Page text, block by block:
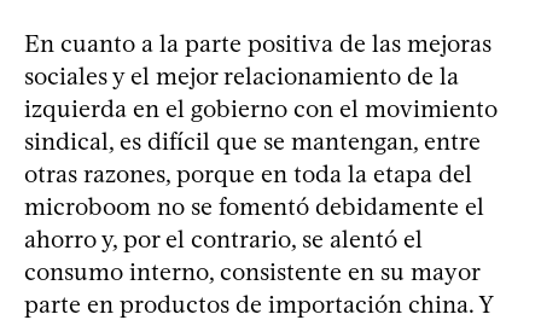
En cuanto a la parte positiva de las mejoras
sociales y el mejor relacionamiento de la
izquierda en el gobierno con el movimiento
sindical, es difícil que se mantengan, entre
otras razones, porque en toda la etapa del
microboom no se fomentó debidamente el
ahorro y, por el contrario, se alentó el
consumo interno, consistente en su mayor
parte en productos de importación china. Y